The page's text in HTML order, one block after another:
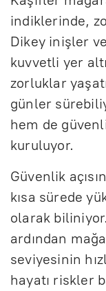
indiklerinde,
Dikey inişler
kuvvetli yer
zorluklar
günler
hem de
kuruluyor.
Güvenlik
kısa sürede
olarak
ardından
seviyesinin
hayatı riskler